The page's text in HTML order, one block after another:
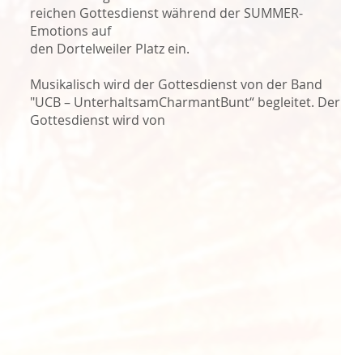
reichen Gottesdienst während der SUMMER-
Emotions auf
den Dortelweiler Platz ein.
Musikalisch wird der Gottesdienst von der Band
"UCB – UnterhaltsamCharmantBunt“ begleitet. Der
Gottesdienst wird von